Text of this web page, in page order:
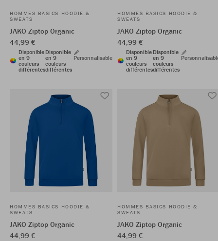
HOMMES BASICS HOODIE &
SWEATS
JAKO Ziptop Organic
44,99 €
Disponible
en 9
couleurs
différentes
Disponible
en 9
couleurs
différentes
Personnalisable
HOMMES BASICS HOODIE &
SWEATS
JAKO Ziptop Organic
44,99 €
Disponible
en 9
couleurs
différentes
Disponible
en 9
couleurs
différentes
HOMMES BASICS HOODIE &
SWEATS
JAKO Ziptop Organic
44,99 €
HOMMES BASICS HOODIE &
SWEATS
JAKO Ziptop Organic
44,99 €